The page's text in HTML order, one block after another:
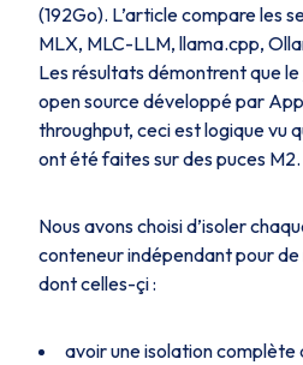
(192Go). L’article compare les
MLX, MLC-LLM, llama.cpp,
Les résultats démontrent que le
open source développé par
throughput, ceci est logique vu
ont été faites sur des puces M2.
Nous avons choisi d’isoler
conteneur indépendant pour de
dont celles-çi :
avoir une isolation complète